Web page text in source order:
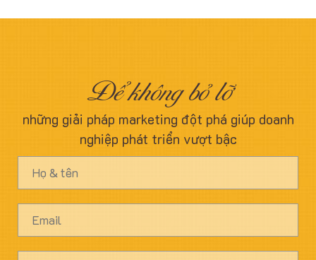
Để không bỏ lỡ
những giải pháp marketing đột phá giúp doanh
nghiệp phát triển vượt bậc